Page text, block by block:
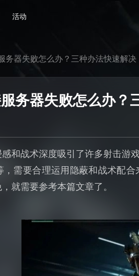
活动
务器失败怎么办？三种办法快速解决
务器失败怎么办？
感和战术深度吸引了许多射击
需要合理运用隐蔽和战术配
就需要参考本篇文章了。